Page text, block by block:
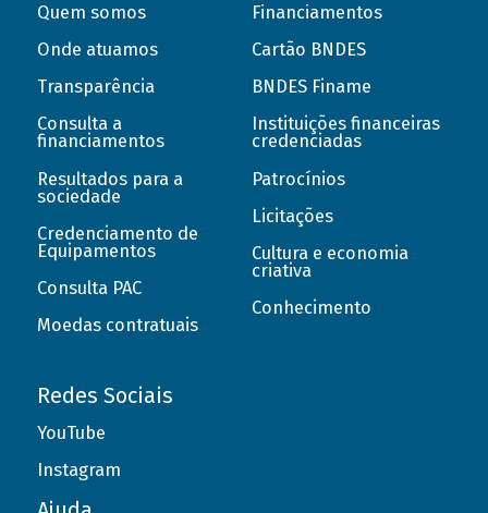
Quem somos
Onde atuamos
Transparência
Consulta a
financiamentos
Resultados para a
sociedade
Credenciamento de
Equipamentos
Consulta PAC
Moedas contratuais
Financiamentos
Cartão BNDES
BNDES Finame
Instituições financeiras
credenciadas
Patrocínios
Licitações
Cultura e economia
criativa
Conhecimento
Redes Sociais
YouTube
Instagram